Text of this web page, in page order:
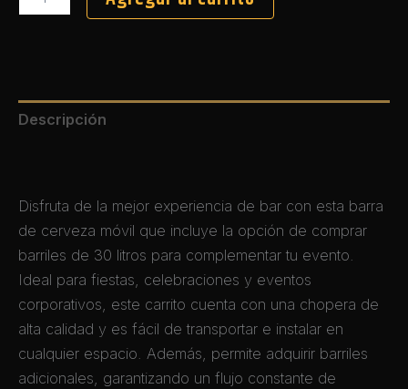
Descripción
Disfruta de la mejor experiencia de bar con esta barra
de cerveza móvil que incluye la opción de comprar
barriles de 30 litros para complementar tu evento.
Ideal para fiestas, celebraciones y eventos
corporativos, este carrito cuenta con una chopera de
alta calidad y es fácil de transportar e instalar en
cualquier espacio. Además, permite adquirir barriles
adicionales, garantizando un flujo constante de